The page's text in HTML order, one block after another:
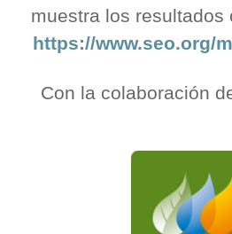
muestra los
https://www.seo.org/
Con la colaboración